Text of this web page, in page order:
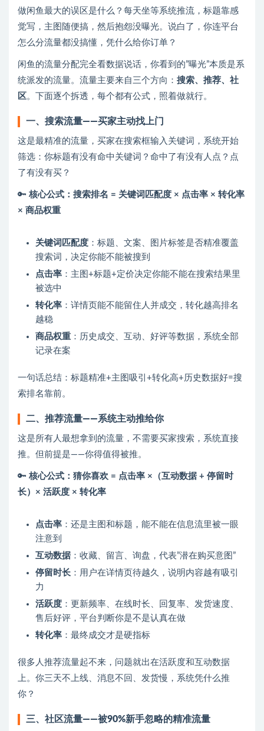
做闲鱼最大的误区是什么？每天坐等系统推流，标题靠感
觉写，主图随便搞，然后抱怨没曝光。说白了，你连平台
怎么分流量都没搞懂，凭什么给你订单？
闲鱼的流量分配完全看数据说话，你看到的”曝光”本质是系
统派发的流量。流量主要来自三个方向： 搜索、推荐、社
区 。下面逐个拆透，每个都有公式，照着做就行。
一、搜索流量——买家主动找上门
这是最精准的流量，买家在搜索框输入关键词，系统开始
筛选：你标题有没有命中关键词？命中了有没有人点？点
了有没有买？
🔑 核心公式：搜索排名 = 关键词匹配度 × 点击率 × 转化率
× 商品权重
关键词匹配度 ：标题、文案、图片标签是否精准覆盖
搜索词，决定你能不能被搜到
点击率 ：主图+标题+定价决定你能不能在搜索结果里
被选中
转化率 ：详情页能不能留住人并成交，转化越高排名
越稳
商品权重 ：历史成交、互动、好评等数据，系统全部
记录在案
一句话总结：标题精准+主图吸引+转化高+历史数据好=搜
索排名靠前。
二、推荐流量——系统主动推给你
这是所有人最想拿到的流量，不需要买家搜索，系统直接
推。但前提是——你得值得被推。
🔑 核心公式：猜你喜欢 = 点击率 ×（互动数据 + 停留时
长）× 活跃度 × 转化率
点击率 ：还是主图和标题，能不能在信息流里被一眼
注意到
互动数据 ：收藏、留言、询盘，代表”潜在购买意图”
停留时长 ：用户在详情页待越久，说明内容越有吸引
力
活跃度 ：更新频率、在线时长、回复率、发货速度、
售后好评，平台判断你是不是认真在做
转化率 ：最终成交才是硬指标
很多人推荐流量起不来，问题就出在活跃度和互动数据
上。你三天不上线、消息不回、发货慢，系统凭什么推
你？
三、社区流量——被90%新手忽略的精准流量